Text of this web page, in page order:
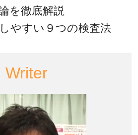
を徹底解説
やすい９つの検査法
Writer